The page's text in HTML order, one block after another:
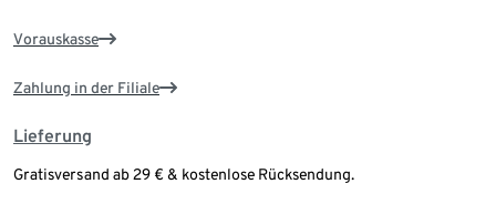
Vorauskasse
Zahlung in der Filiale
Lieferung
Gratisversand ab 29 € & kostenlose Rücksendung.